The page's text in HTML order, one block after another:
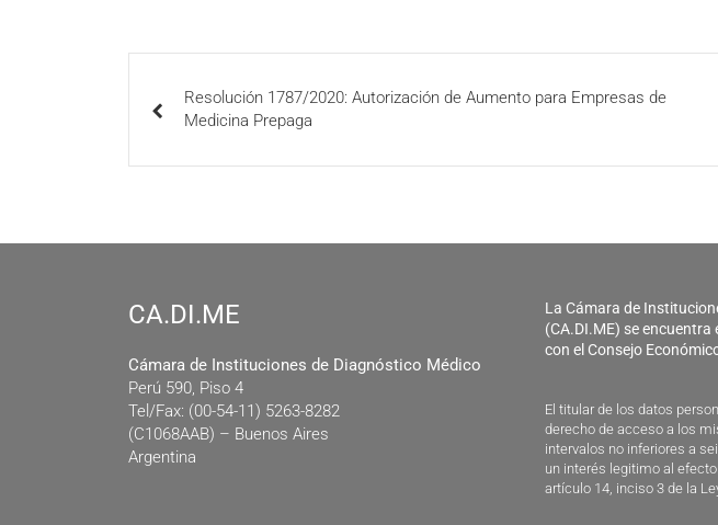
Resolución 1787/2020: Autorización de Aumento para Empresas de
Medicina Prepaga
CA.DI.ME
Cámara de Instituciones de Diagnóstico Médico
Perú 590, Piso 4
Tel/Fax: (00-54-11) 5263-8282
(C1068AAB) – Buenos Aires
Argentina
La Cámara de
(CA.DI.ME) se encuentra
con el Consejo
El titular de los datos
derecho de acceso a los
intervalos no inferiores a
un interés legitimo al
artículo 14, inciso 3 de la